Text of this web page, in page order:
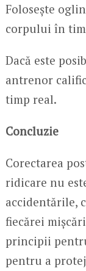
Folosește
corpului în
Dacă este
antrenor
timp real.
Concluzie
Corectarea
ridicare nu
accidentările,
fiecărei
principii
pentru a